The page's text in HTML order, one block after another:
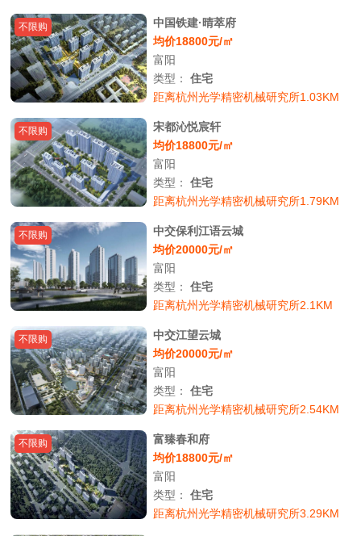
不限购
中国铁建·晴萃府
均价18800元/㎡
富阳
类型：住宅
距离杭州光学精密机械研究所1.03KM
不限购
宋都沁悦宸轩
均价18800元/㎡
富阳
类型：住宅
距离杭州光学精密机械研究所1.79KM
不限购
中交保利江语云城
均价20000元/㎡
富阳
类型：住宅
距离杭州光学精密机械研究所2.1KM
不限购
中交江望云城
均价20000元/㎡
富阳
类型：住宅
距离杭州光学精密机械研究所2.54KM
不限购
富臻春和府
均价18800元/㎡
富阳
类型：住宅
距离杭州光学精密机械研究所3.29KM